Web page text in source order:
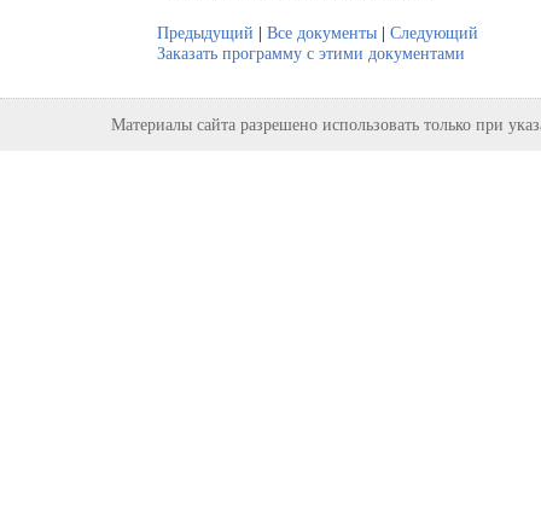
Предыдущий |Все документы |Следующий
Заказать программу с этими документами
Материалы сайта разрешено использовать только при